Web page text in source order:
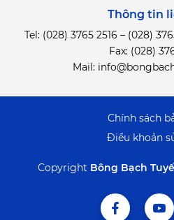
Thông tin
Tel: (028) 3765 2516 – (028)
Fax: (028)
Mail:
Copyright Bông Bạch
Điểu khoản
Chính sách